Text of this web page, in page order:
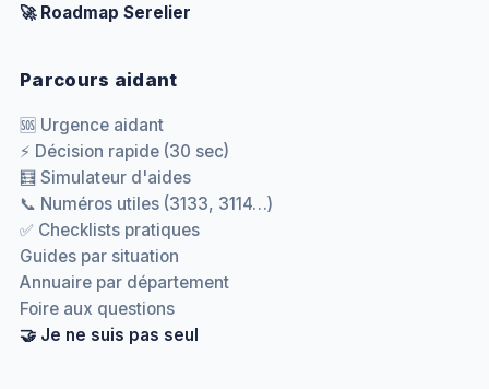
🚀 Roadmap Serelier
Parcours aidant
🆘 Urgence aidant
⚡ Décision rapide (30 sec)
🧮 Simulateur d'aides
📞 Numéros utiles (3133, 3114…)
✅ Checklists pratiques
Guides par situation
Annuaire par département
Foire aux questions
🤝 Je ne suis pas seul